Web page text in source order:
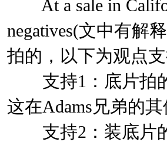
At a sale in
negatives(文中有解
拍的，以下为观点支
支持1：底片拍的
这在Adams兄弟的
支持2：装底片的